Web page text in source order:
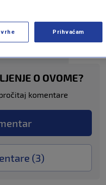
O OVOME?
komentare
(3)
Prihvaćam